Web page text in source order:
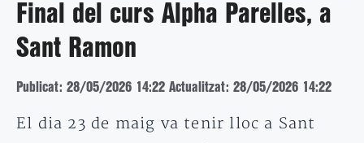
Final del curs Alpha Parelles, a
Sant Ramon
Publicat: 28/05/2026 14:22 Actualitzat: 28/05/2026 14:22
El dia 23 de maig va tenir lloc a Sant